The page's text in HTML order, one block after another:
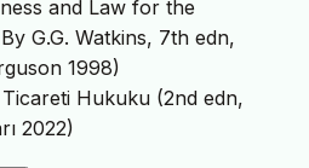
and Law for the
G.G. Watkins, 7th edn,
1998)
Ticareti Hukuku (2nd edn,
2022)